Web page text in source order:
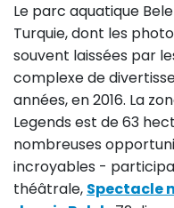
Le parc aquatique
Turquie, dont les
souvent laissées par
complexe de
années, en 2016. La
Legends est de 63
nombreuses
incroyables -
théâtrale, Spectacle